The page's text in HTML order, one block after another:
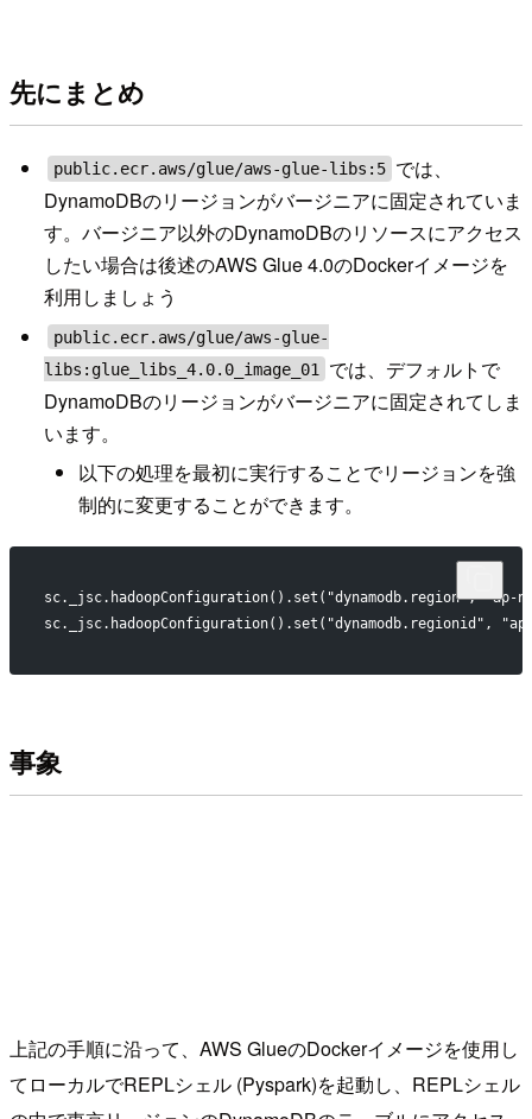
先にまとめ
public.ecr.aws/glue/aws-glue-libs:5 では、
DynamoDBのリージョンがバージニアに固定されていま
す。バージニア以外のDynamoDBのリソースにアクセス
したい場合は後述のAWS Glue 4.0のDockerイメージを
利用しましょう
public.ecr.aws/glue/aws-glue-
libs:glue_libs_4.0.0_image_01
では、デフォルトで
DynamoDBのリージョンがバージニアに固定されてしま
います。
以下の処理を最初に実行することでリージョンを強
制的に変更することができます。
sc._jsc.hadoopConfiguration().set("dynamodb.region", "ap-
sc._jsc.hadoopConfiguration().set("dynamodb.regionid",
事象
上記の手順に沿って、AWS GlueのDockerイメージを使用し
てローカルでREPLシェル (Pyspark)を起動し、REPLシェル